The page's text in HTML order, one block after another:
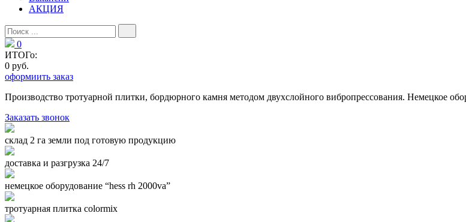
АКЦИЯ
0
ИТОГо:
0 руб.
оформиить заказ
Производство тротуарной плитки, бордюрного камня методом двухслойного вибропресcования. Немецкое
Заказать звонок
склад 2 га земли под готовую продукцию
доставка и разгрузка 24/7
немецкое оборудование “hess rh 2000va”
тротуарная плитка colormix